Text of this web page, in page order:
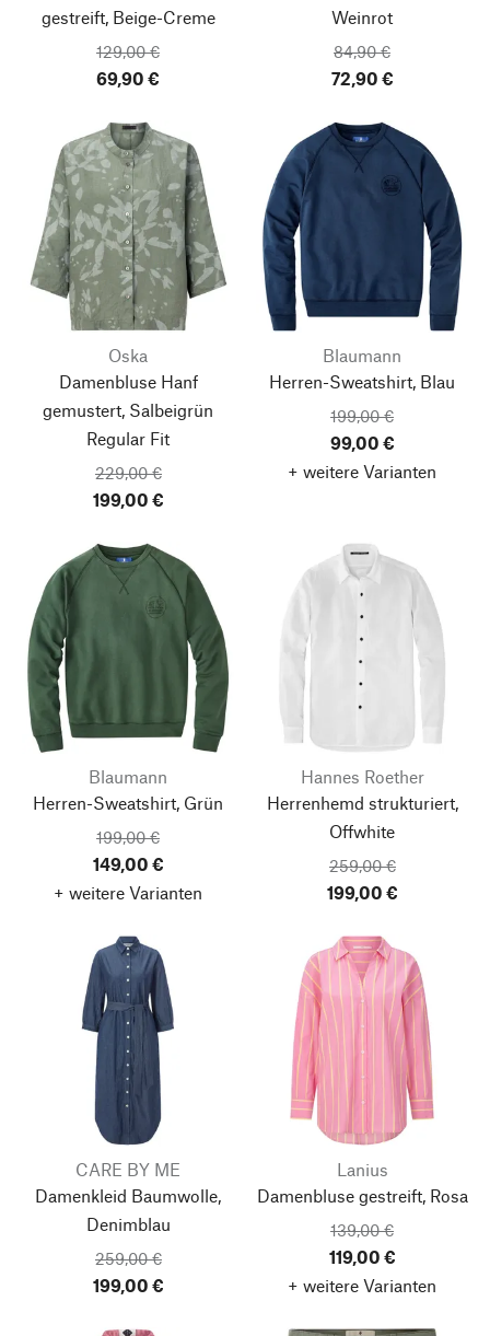
gestreift, Beige-Creme
129,00 €
69,90 €
Weinrot
84,90 €
72,90 €
Oska
Damenbluse Hanf
gemustert, Salbeigrün
Regular Fit
229,00 €
199,00 €
Blaumann
Herren-Sweatshirt, Blau
199,00 €
99,00 €
+ weitere Varianten
Blaumann
Herren-Sweatshirt, Grün
199,00 €
149,00 €
+ weitere Varianten
Hannes Roether
Herrenhemd strukturiert,
Offwhite
259,00 €
199,00 €
CARE BY ME
Damenkleid Baumwolle,
Denimblau
259,00 €
199,00 €
Lanius
Damenbluse gestreift, Rosa
139,00 €
119,00 €
+ weitere Varianten